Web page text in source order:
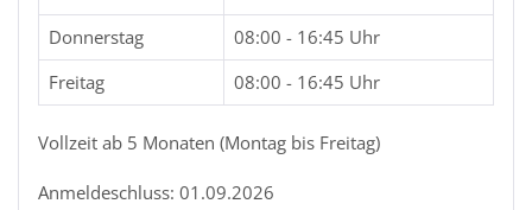
Donnerstag
08:00 - 16:45 Uhr
Freitag
08:00 - 16:45 Uhr
Vollzeit ab 5 Monaten (Montag bis Freitag)
Anmeldeschluss: 01.09.2026